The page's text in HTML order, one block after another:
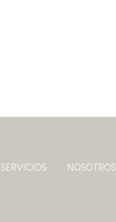
SERVICIOS NOSOTROS